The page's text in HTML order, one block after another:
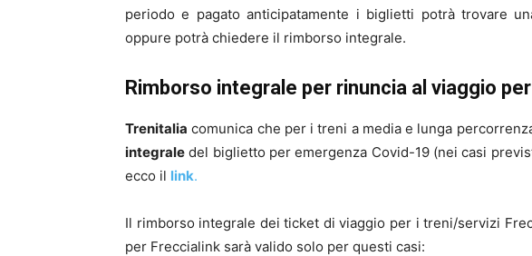
periodo e pagato anticipatamente i biglietti potrà trovare
oppure potrà chiedere il rimborso integrale.
Rimborso integrale per rinuncia al viaggio
Trenitalia comunica che per i treni a media e lunga
integrale del biglietto per emergenza Covid-19 (nei casi
ecco il link.
Il rimborso integrale dei ticket di viaggio per i treni/servizi
per Freccialink sarà valido solo per questi casi: